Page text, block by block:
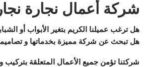
شركة أعمال نجارة
هل ترغب عميلنا الكريم بتغير الأبواب أو
هل تبحث عن شركة مميزة بخدماتها و
شركتنا تؤمن جميع الأعمال المتعلقة